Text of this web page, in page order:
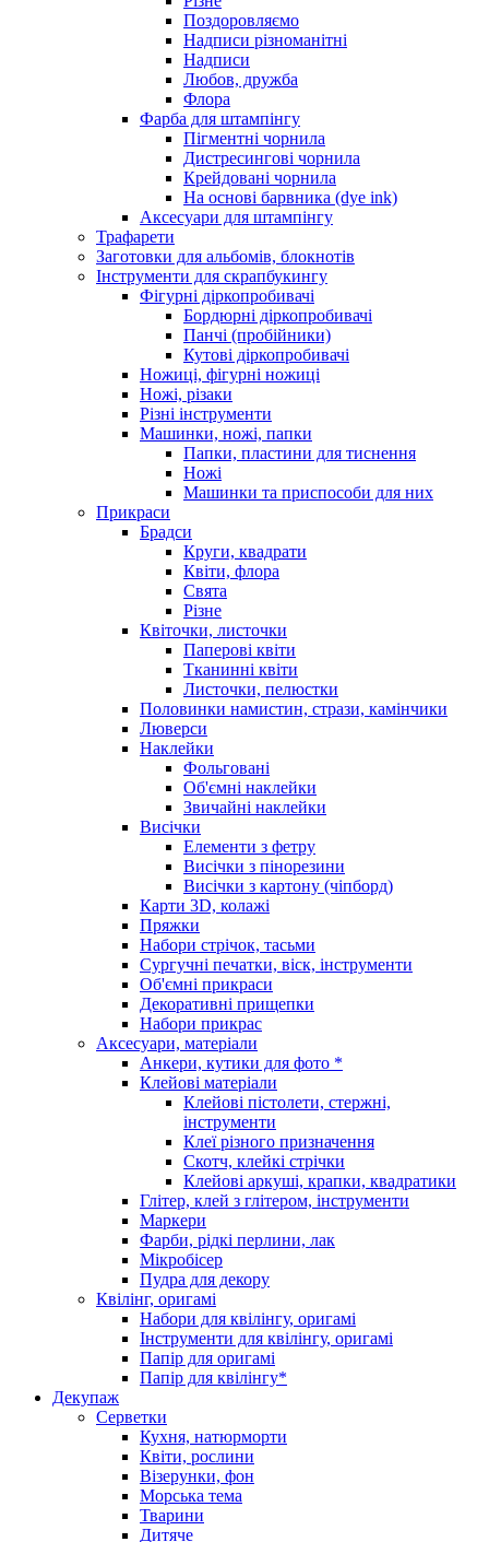
Поздоровляємо
Надписи різноманітні
Надписи
Любов, дружба
Флора
Фарба для штампінгу
Пігментні чорнила
Дистресингові чорнила
Крейдовані чорнила
На основі барвника (dye ink)
Аксесуари для штампінгу
Трафарети
Заготовки для альбомів, блокнотів
Інструменти для скрапбукингу
Фігурні діркопробивачі
Бордюрні діркопробивачі
Панчі (пробійники)
Кутові діркопробивачі
Ножиці, фігурні ножиці
Ножі, різаки
Різні інструменти
Машинки, ножі, папки
Папки, пластини для тиснення
Ножі
Машинки та приспособи для них
Прикраси
Брадси
Круги, квадрати
Квіти, флора
Свята
Різне
Квіточки, листочки
Паперові квіти
Тканинні квіти
Листочки, пелюстки
Половинки намистин, стрази, камінчики
Люверси
Наклейки
Фольговані
Об'ємні наклейки
Звичайні наклейки
Висічки
Елементи з фетру
Висічки з пінорезини
Висічки з картону (чіпборд)
Карти 3D, колажі
Пряжки
Набори стрічок, тасьми
Сургучні печатки, віск, інструменти
Об'ємні прикраси
Декоративні прищепки
Набори прикрас
Аксесуари, матеріали
Анкери, кутики для фото *
Клейові матеріали
Клейові пістолети, стержні,
інструменти
Клеї різного призначення
Скотч, клейкі стрічки
Клейові аркуші, крапки, квадратики
Глітер, клей з глітером, інструменти
Маркери
Фарби, рідкі перлини, лак
Мікробісер
Пудра для декору
Квілінг, оригамі
Набори для квілінгу, оригамі
Інструменти для квілінгу, оригамі
Папір для оригамі
Папір для квілінгу*
Декупаж
Серветки
Кухня, натюрморти
Квіти, рослини
Візерунки, фон
Морська тема
Тварини
Дитяче